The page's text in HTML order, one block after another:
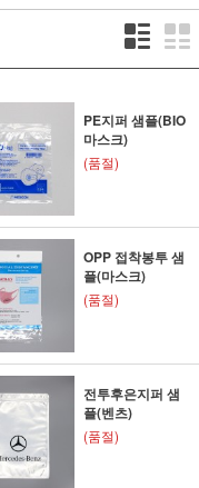
PE지퍼 샘플(BIO
마스크)
(품절)
OPP 접착봉투 샘
플(마스크)
(품절)
전투후은지퍼 샘
플(벤츠)
(품절)